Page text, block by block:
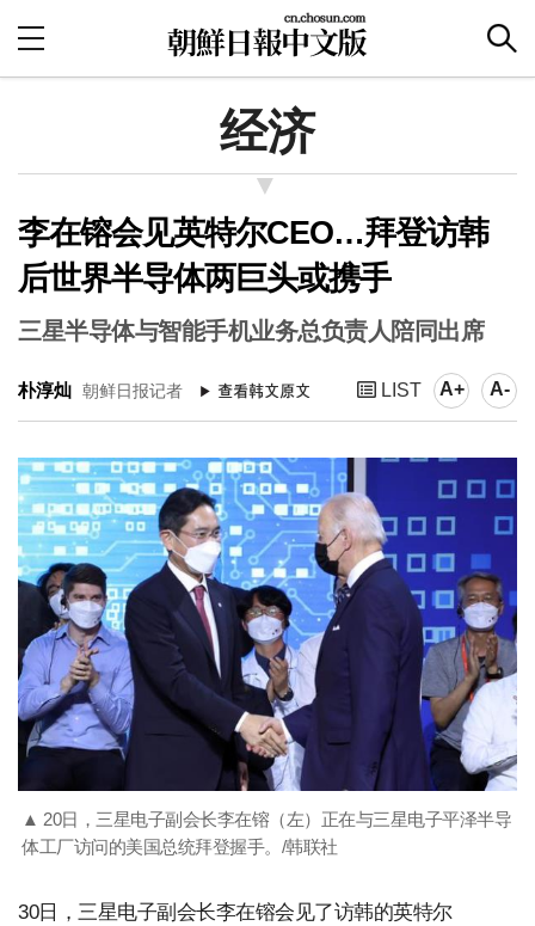
经济
李在镕会见英特尔CEO…拜登访韩
后世界半导体两巨头或携手
三星半导体与智能手机业务总负责人陪同出席
朴淳灿 朝鲜日报记者 LIST A+ A-
▲ 20日，三星电子副会长李在镕（左）正在与三星电子平泽半导
体工厂访问的美国总统拜登握手。/韩联社
30日，三星电子副会长李在镕会见了访韩的英特尔